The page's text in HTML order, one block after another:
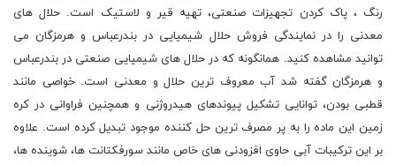
رنگ ، پاک کردن تجهیزات صنعتی، تهیه قیر و لاستیک است. حلال های
معدنی را در نمایندگی فروش حلال شیمیایی در بندرعباس و هرمزگان می
توانید مشاهده کنید. همانگونه که در حلال های شیمیایی صنعتی در بندرعباس
و هرمزگان گفته شد آب معروف ترین حلال و معدنی است. خواصی مانند
قطبی بودن، توانایی تشکیل پیوندهای هیدروژنی و همچنین فراوانی در کره
زمین این ماده را به پر مصرف ترین حل کننده موجود تبدیل کرده است. علاوه
بر این ترکیبات آبی حاوی افزودنی های خاص مانند سورفکتانت ها، شوینده ها،